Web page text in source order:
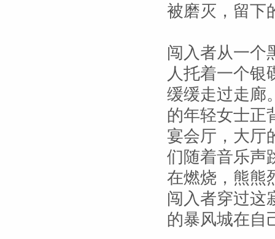
被磨灭，留下
闯入者从一个
人托着一个银
缓缓走过走廊
的年轻女士正
宴会厅，大厅
们随着音乐声
在燃烧，熊熊
闯入者穿过这
的暴风城在自